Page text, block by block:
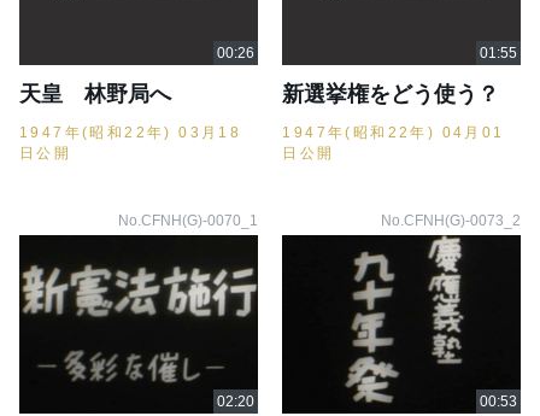
天皇 林野局へ
1947年(昭和22年) 03月18
日公開
新選挙権をどう使う？
1947年(昭和22年) 04月01
日公開
No.CFNH(G)-0070_1 No.CFNH(G)-0073_2